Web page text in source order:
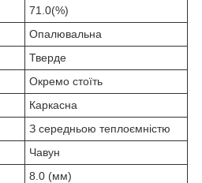
71.0(%)
Опалювальна
Тверде
Окремо стоїть
Каркасна
З середньою теплоємністю
Чавун
8.0 (мм)